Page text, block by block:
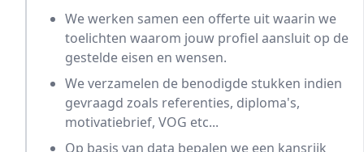
We werken samen een offerte uit waarin we
toelichten waarom jouw profiel aansluit op de
gestelde eisen en wensen.
We verzamelen de benodigde stukken indien
gevraagd zoals referenties, diploma's,
motivatiebrief, VOG etc...
Op basis van data bepalen we een kansrijk